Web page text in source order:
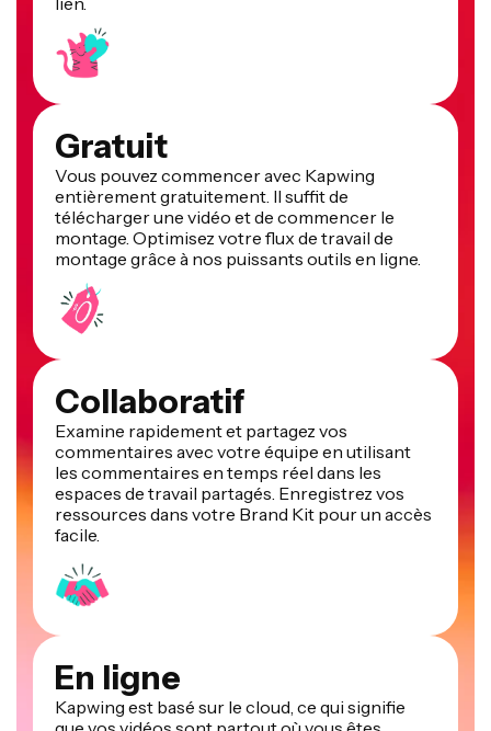
Gratuit
Vous pouvez commencer avec Kapwing
entièrement gratuitement. Il suffit de
télécharger une vidéo et de commencer le
montage. Optimisez votre flux de travail de
montage grâce à nos puissants outils en ligne.
Collaboratif
Examine rapidement et partagez vos
commentaires avec votre équipe en utilisant
les commentaires en temps réel dans les
espaces de travail partagés. Enregistrez vos
ressources dans votre Brand Kit pour un accès
facile.
En ligne
Kapwing est basé sur le cloud, ce qui signifie